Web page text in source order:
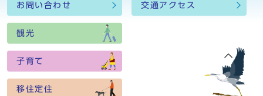
お問い合わせ 交通アクセス
観光
子育て
移住定住